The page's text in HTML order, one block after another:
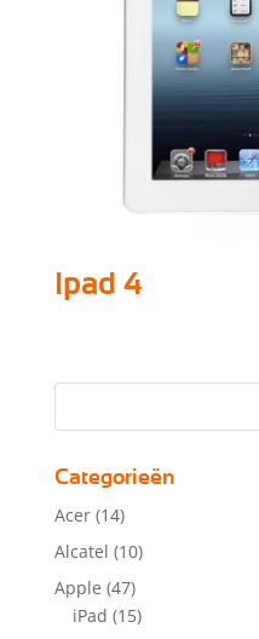
Ipad 4
Categorieën
Acer (14)
Alcatel (10)
Apple (47)
iPad (15)